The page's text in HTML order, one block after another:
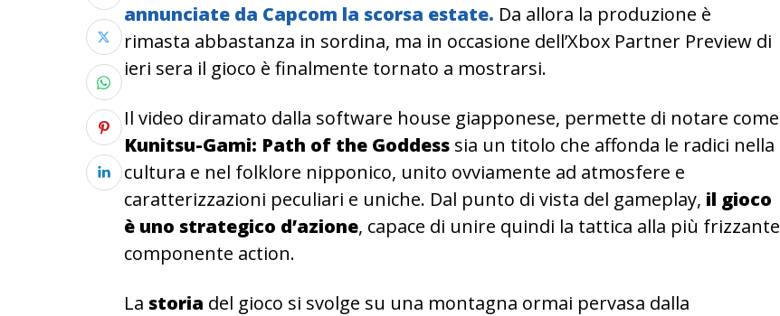
annunciate da Capcom la scorsa estate. Da allora la produzione è
rimasta abbastanza in sordina, ma in occasione dell’Xbox Partner Preview di
ieri sera il gioco è finalmente tornato a mostrarsi.
Il video diramato dalla software house giapponese, permette di notare come
Kunitsu-Gami: Path of the Goddess sia un titolo che affonda le radici nella
cultura e nel folklore nipponico, unito ovviamente ad atmosfere e
caratterizzazioni peculiari e uniche. Dal punto di vista del gameplay, il gioco
è uno strategico d’azione, capace di unire quindi la tattica alla più frizzante
componente action.
La storia del gioco si svolge su una montagna ormai pervasa dalla